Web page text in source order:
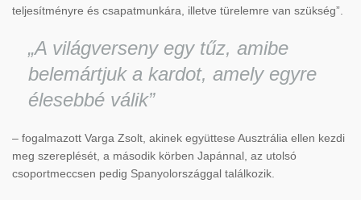
teljesítményre és csapatmunkára, illetve türelemre van szükség”.
„A világverseny egy tűz, amibe
belemártjuk a kardot, amely egyre
élesebbé válik”
– fogalmazott Varga Zsolt, akinek együttese Ausztrália ellen kezdi
meg szereplését, a második körben Japánnal, az utolsó
csoportmeccsen pedig Spanyolországgal találkozik.